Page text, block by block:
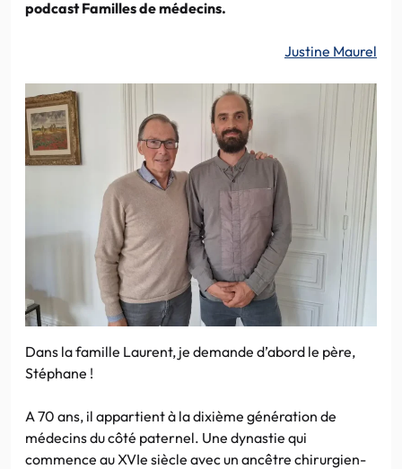
podcast Familles de médecins.
Justine Maurel
Dans la famille Laurent, je demande d’abord le père,
Stéphane !
A 70 ans, il appartient à la dixième génération de
médecins du côté paternel. Une dynastie qui
commence au XVIe siècle avec un ancêtre chirurgien-